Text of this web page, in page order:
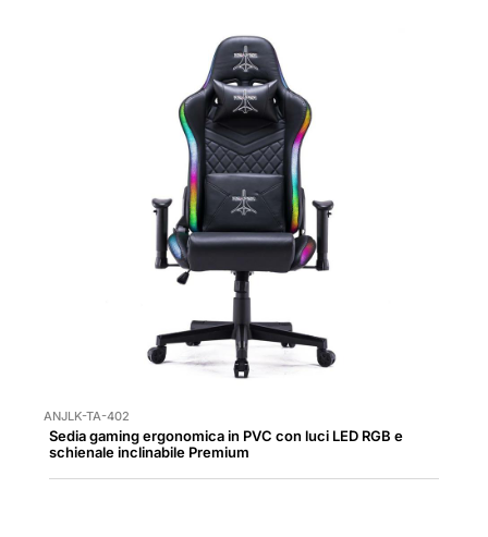
ANJLK-TA-402
Sedia gaming ergonomica in PVC con luci LED RGB e
schienale inclinabile Premium